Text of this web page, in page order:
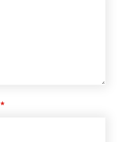
*